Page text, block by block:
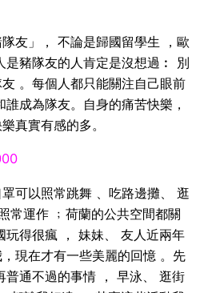
友」， 不論是歸國留學生 ，歐
是豬隊友的人肯定是沒想過︰ 別
。每個人都只能關注自己眼前
成為隊友。自身的痛苦快樂，
真實有感的多。
可以照常跳舞 、吃路邊攤、 逛
常運作 ﹔荷蘭的公共空間都關
玩得很瘋 ， 妹妹、 友人近兩年
現在才有一些美麗的回憶 。先
普通不過的事情 ， 早泳、 逛街